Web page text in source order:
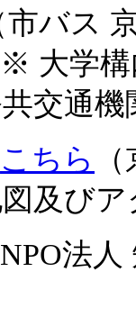
バス
内に
交通
こちら
及び
法人